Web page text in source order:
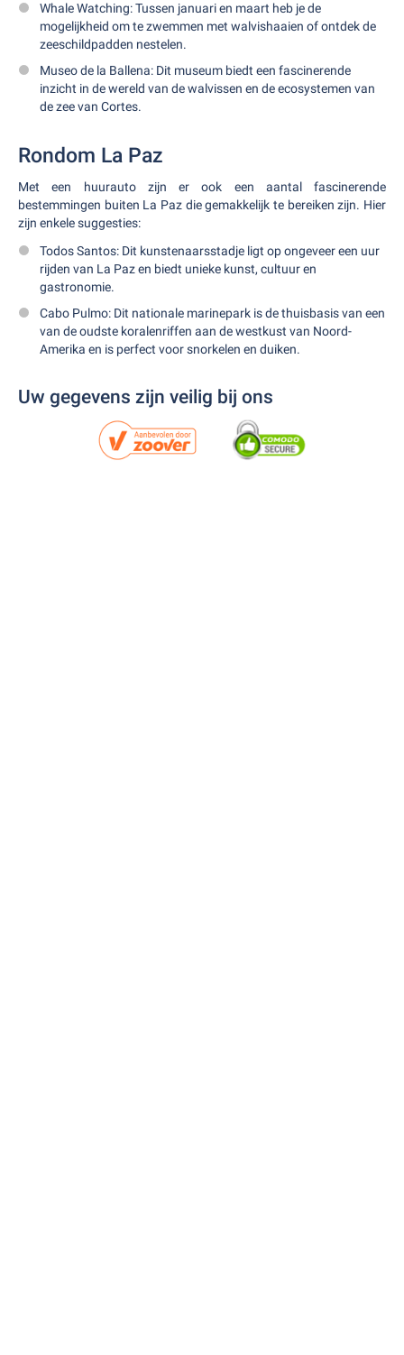
Whale Watching: Tussen januari en maart heb je de
mogelijkheid om te zwemmen met walvishaaien of ontdek de
zeeschildpadden nestelen.
Museo de la Ballena: Dit museum biedt een fascinerende
inzicht in de wereld van de walvissen en de ecosystemen van
de zee van Cortes.
Rondom La Paz
Met een huurauto zijn er ook een aantal fascinerende
bestemmingen buiten La Paz die gemakkelijk te bereiken zijn. Hier
zijn enkele suggesties:
Todos Santos: Dit kunstenaarsstadje ligt op ongeveer een uur
rijden van La Paz en biedt unieke kunst, cultuur en
gastronomie.
Cabo Pulmo: Dit nationale marinepark is de thuisbasis van een
van de oudste koralenriffen aan de westkust van Noord-
Amerika en is perfect voor snorkelen en duiken.
Uw gegevens zijn veilig bij ons